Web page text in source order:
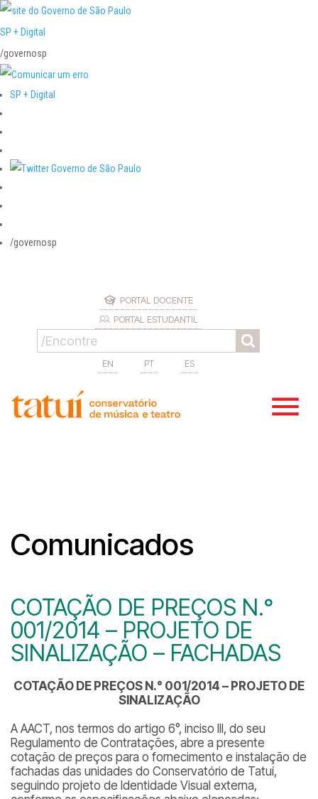
SP + Digital
/governosp
SP + Digital
/governosp
PORTAL DOCENTE
PORTAL ESTUDANTIL
EN PT ES
Comunicados
COTAÇÃO DE PREÇOS N.°
001/2014 – PROJETO DE
SINALIZAÇÃO – FACHADAS
COTAÇÃO DE PREÇOS N.° 001/2014 – PROJETO DE
SINALIZAÇÃO
A AACT, nos termos do artigo 6°, inciso III, do seu
Regulamento de Contratações, abre a presente
cotação de preços para o fornecimento e instalação de
fachadas das unidades do Conservatório de Tatuí,
seguindo projeto de Identidade Visual externa,